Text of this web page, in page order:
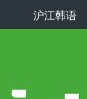
沪江韩语